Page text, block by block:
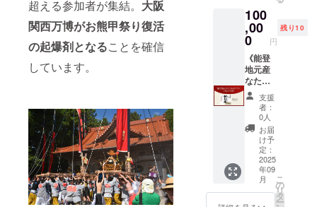
超える参加者が集結。 大阪
関西万博がお熊甲祭り復活
の起爆剤となることを確信
しています。
担くだ
さい。
※詳細は
メール
でご連
絡しま
す。 ＜
作物例
＞能登
白ね
ぎ、中
島菜、
小菊か
ちゃ、
その他
たラベ
ルや注
意書き
をご確
認くだ
さい。
※保管期
間を過
ぎた商
品は返
品とな
り、再
出荷は
お受け
できま
せんの
で、令
和6年分
は常連
さんの
予約で
いっぱ
いに
なって
しまい
まし
た。令
和7年分
は特別
にクラ
ウド
ファン
ディン
人なた
うちが
生産し
た、令
和７年
産石川
県産コ
シヒカ
リをお
送りい
たしま
す。詳
細は商
品に貼
られる
ラベル
をご確
【賞味
期限】
精米日
より２
カ月程
度 【保
存方
法】直
射日光
を避
け、涼
しい場
所で保
存下さ
い。 ※
実行委
員会委
100
,00
0 円
残り10
《能登
地元産
なたう
ち米プ
ラン
（3kg*1
0袋）》
【お米
の種
類】コ
シヒカ
リ 【原
産地】
支援
者：
0人
お届
け予
定：
2025
年09
月
こ
の
リ
タ
ー